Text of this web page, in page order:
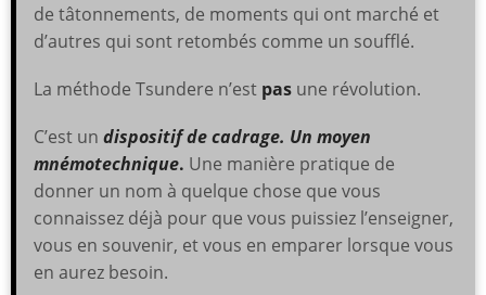
de tâtonnements, de moments qui ont marché et
d’autres qui sont retombés comme un soufflé.
La méthode Tsundere n’est pas une révolution.
C’est un dispositif de cadrage. Un moyen
mnémotechnique. Une manière pratique de
donner un nom à quelque chose que vous
connaissez déjà pour que vous puissiez l’enseigner,
vous en souvenir, et vous en emparer lorsque vous
en aurez besoin.